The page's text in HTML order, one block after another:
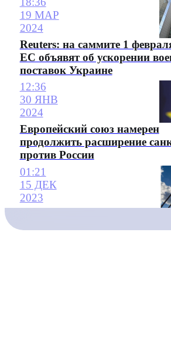
19 МАР
2024
Reuters: на саммите 1
ЕС объявят об ускорении
поставок Украине
12:36
30 ЯНВ
2024
Европейский союз намерен
продолжить расширение
против России
01:21
15 ДЕК
2023